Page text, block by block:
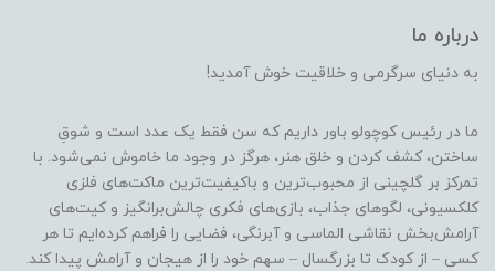
درباره ما
به دنیای سرگرمی و خلاقیت خوش آمدید!
ما در رئیس کوچولو باور داریم که سن فقط یک عدد است و شوقِ
ساختن، کشف کردن و خلق هنر، هرگز در وجود ما خاموش نمی‌شود. با
تمرکز بر گلچینی از محبوب‌ترین و باکیفیت‌ترین ماکت‌های فلزی
کلکسیونی، لگوهای جذاب، بازی‌های فکری چالش‌برانگیز و کیت‌های
آرامش‌بخش نقاشی الماسی و آبرنگی، فضایی را فراهم کرده‌ایم تا هر
کسی – از کودک تا بزرگسال – سهم خود را از هیجان و آرامش پیدا کند.